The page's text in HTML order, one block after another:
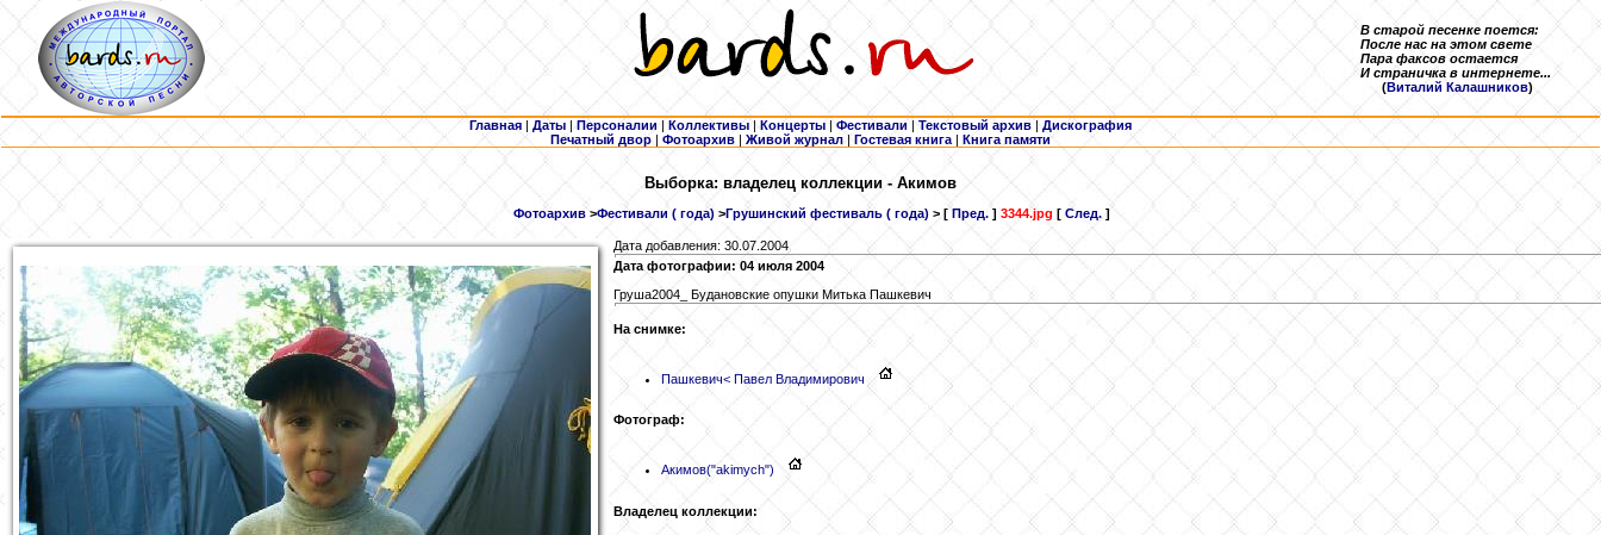
В старой песенке поется:
После нас на этом свете
Пара факсов остается
И страничка в интернете...
(Виталий Калашников)
Главная | Даты | Персоналии | Коллективы | Концерты | Фестивали | Текстовый архив | Дискография
Печатный двор | Фотоархив | Живой журнал |Гостевая книга | Книга памяти
Выборка: владелец коллекции - Акимов
Фотоархив>Фестивали ( года) >Грушинский фестиваль ( года) > [ Пред.] 3344.jpg [ След.]
Дата добавления: 30.07.2004
Дата фотографии: 04 июля 2004
Груша2004_ Будановские опушки Митька Пашкевич
На снимке:
Пашкевич< Павел Владимирович
Фотограф:
Акимов("akimych")
Владелец коллекции: